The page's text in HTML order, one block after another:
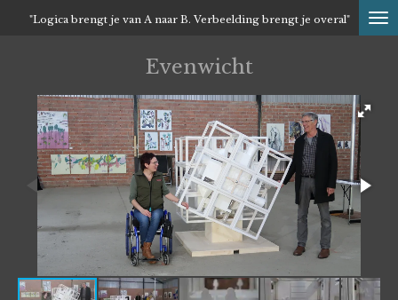
hoofdinhoud
"Logica brengt je van A naar B. Verbeelding brengt je overal"
Evenwicht